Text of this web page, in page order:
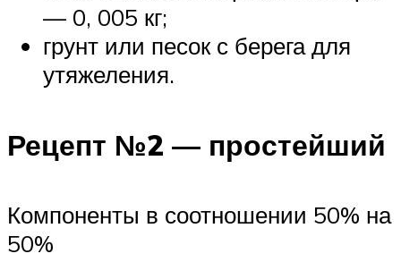
— 0, 005 кг;
грунт или песок с берега для
утяжеления.
Рецепт №2 — простейший
Компоненты в соотношении 50% на
50%